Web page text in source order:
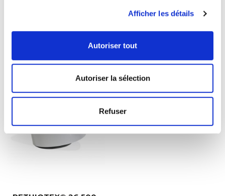
Afficher les détails
Autoriser tout
Autoriser la sélection
Refuser
Lavage ménager
Bandes thermocollantes -
Lavage Industriel